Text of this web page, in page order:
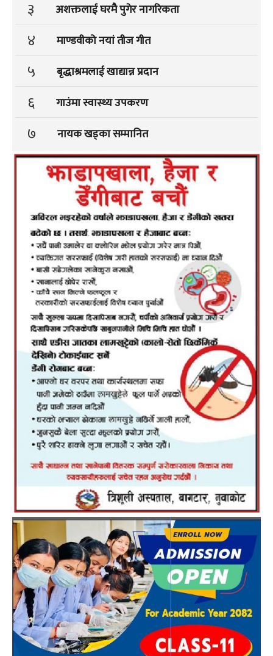
३ अशक्तलाई घरमै पुगेर नागरिकता
४ माण्डवीको नयां तीज गीत
५ बृद्धाश्रमलाई खाद्यान्न प्रदान
६ गाउंमा स्वास्थ्य उपकरण
७ नायक खड्का सम्मानित